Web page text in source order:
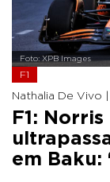
Foto: XPB Images
F1
Nathalia De Vivo |
F1:
em Baku: